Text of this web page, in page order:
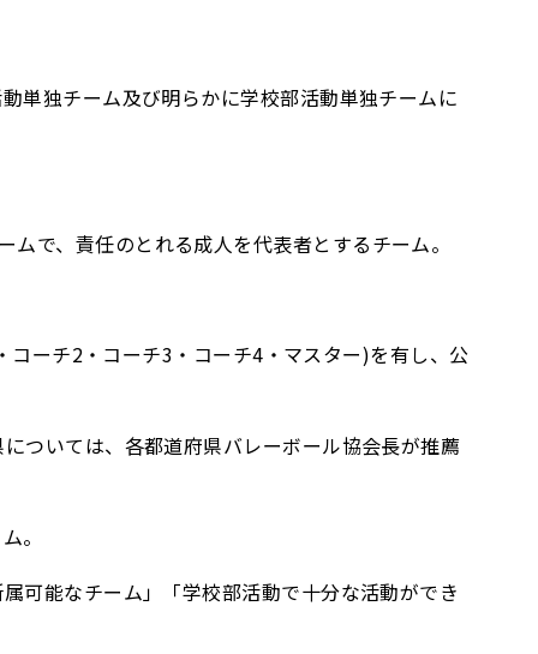
単独チーム及び明らかに学校部活動単独チームに
で、責任のとれる成人を代表者とするチーム。
ーチ2・コーチ3・コーチ4・マスター)を有し、公
ついては、各都道府県バレーボール協会長が推薦
。
可能なチーム」「学校部活動で十分な活動ができ